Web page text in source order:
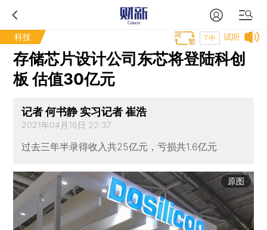
科技 试听
T中
存储芯片设计公司东芯将登陆科创
板 估值30亿元
记者 何书静 实习记者 崔浩
2021年04月16日 22:37
过去三年半录得收入共25亿元，亏损共1.6亿元
原图